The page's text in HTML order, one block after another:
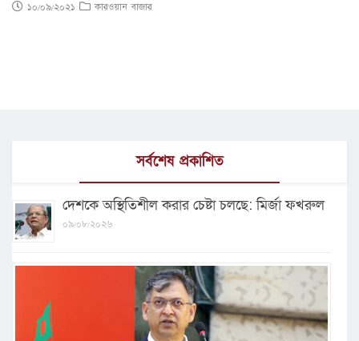
১০/০৯/২০২১ কারওয়ান বাজার
সর্বশেষ প্রকাশিত
দেশকে অস্থিতিশীল করার চেষ্টা চলছে: মির্জা ফখরুল
০৯/০৮/২০২৬